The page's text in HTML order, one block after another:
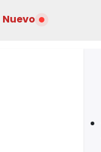
Nuevo